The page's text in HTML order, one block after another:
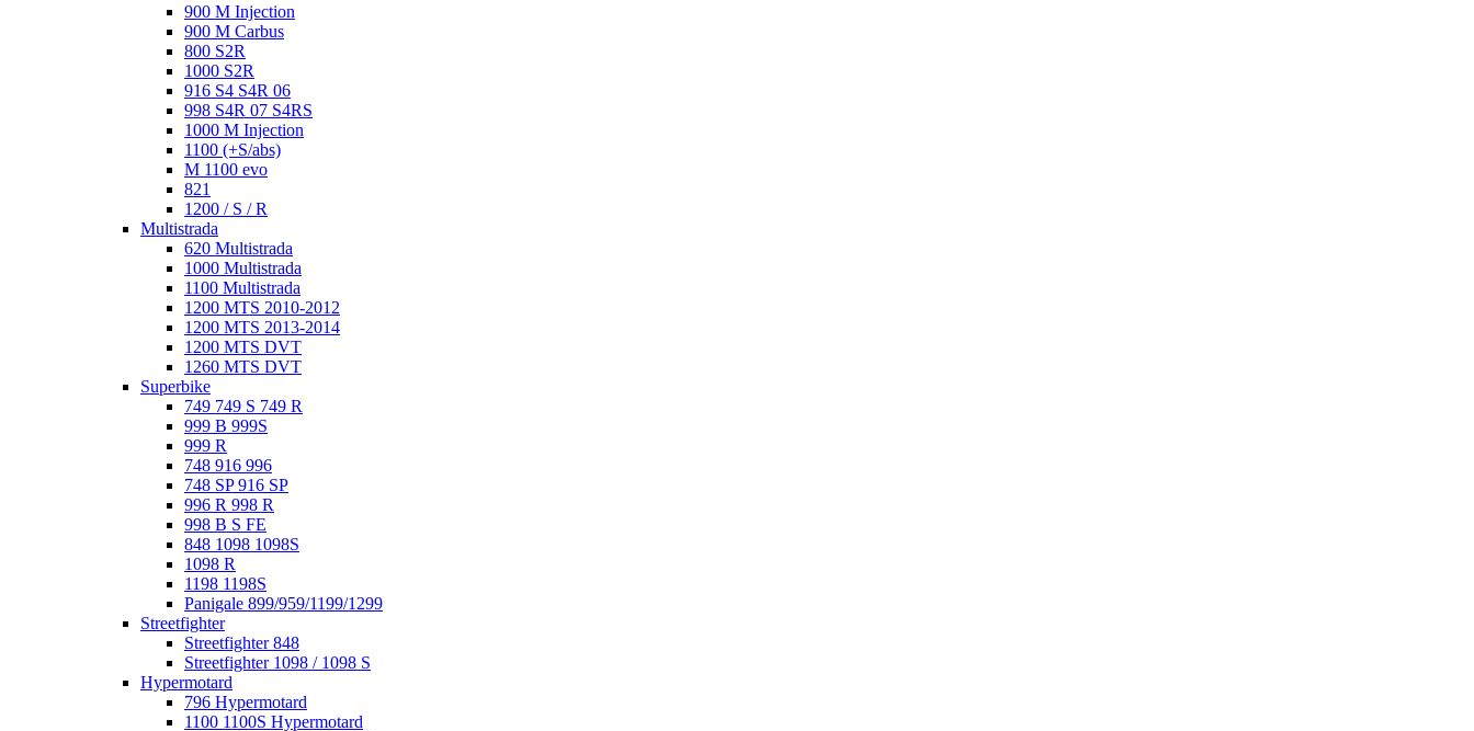
900 M Injection
900 M Carbus
800 S2R
1000 S2R
916 S4 S4R 06
998 S4R 07 S4RS
1000 M Injection
1100 (+S/abs)
M 1100 evo
821
1200 / S / R
Multistrada
620 Multistrada
1000 Multistrada
1100 Multistrada
1200 MTS 2010-2012
1200 MTS 2013-2014
1200 MTS DVT
1260 MTS DVT
Superbike
749 749 S 749 R
999 B 999S
999 R
748 916 996
748 SP 916 SP
996 R 998 R
998 B S FE
848 1098 1098S
1098 R
1198 1198S
Panigale 899/959/1199/1299
Streetfighter
Streetfighter 848
Streetfighter 1098 / 1098 S
Hypermotard
796 Hypermotard
1100 1100S Hypermotard